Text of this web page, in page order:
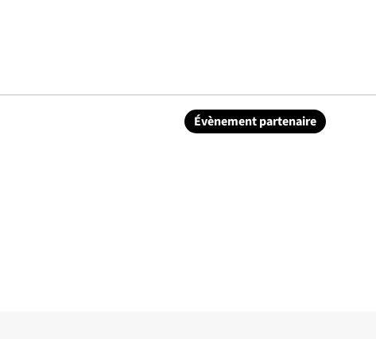
Évènement partenaire